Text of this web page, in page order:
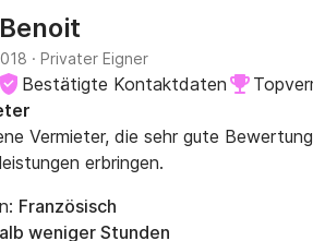
Benoit
· Privater Eigner
Bestätigte Kontaktdaten
Vermieter, die sehr gute
erbringen.
Französisch
weniger Stunden